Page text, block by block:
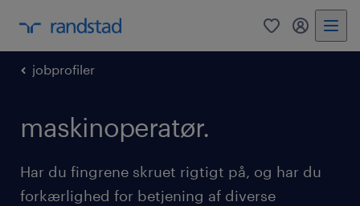
0
jobprofiler
maskinoperatør.
Har du fingrene skruet rigtigt på, og har du
forkærlighed for betjening af diverse